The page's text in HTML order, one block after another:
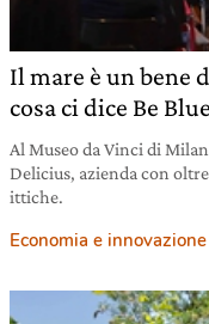
Il mare è un bene
cosa ci dice Be
Al Museo da Vinci di
Delicius, azienda con
ittiche.
Economia e innovazione